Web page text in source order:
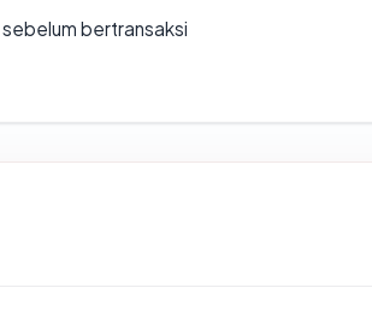
bertransaksi